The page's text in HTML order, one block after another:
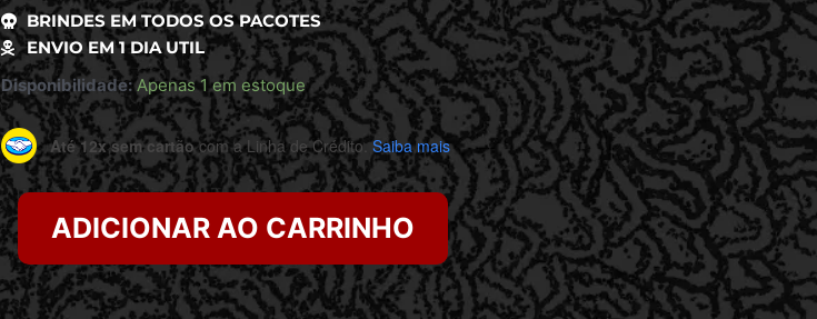
BRINDES EM TODOS OS PACOTES
ENVIO EM 1 DIA UTIL
Disponibilidade: Apenas 1 em estoque
Até 12x sem cartãocom a Linha de Crédito. Saiba mais
ADICIONAR AO CARRINHO